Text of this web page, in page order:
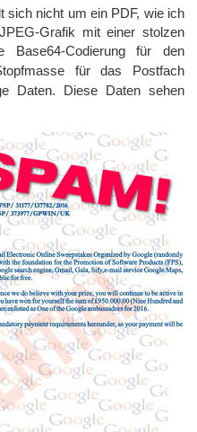
sich nicht um ein PDF, wie ich
Grafik mit einer stolzen
Codierung für den
für das Postfach
Daten. Diese Daten sehen